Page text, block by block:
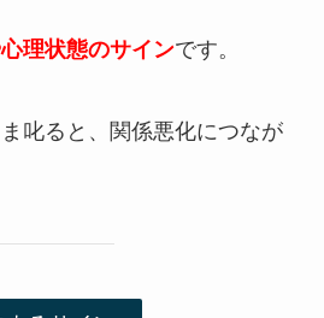
理状態のサインです。
叱ると、関係悪化につなが